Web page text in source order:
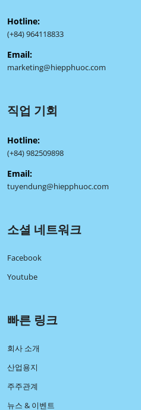
Hotline:
(+84) 964118833
Email:
marketing@hiepphuoc.com
직업 기회
Hotline:
(+84) 982509898
Email:
tuyendung@hiepphuoc.com
소셜 네트워크
Facebook
Youtube
빠른 링크
회사 소개
산업용지
주주관계
뉴스 & 이벤트